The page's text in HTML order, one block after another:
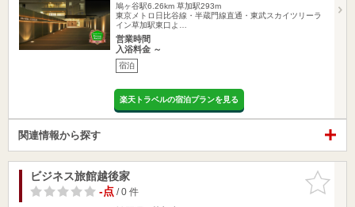
鳩ヶ谷駅6.26km 草加駅293m
東京メトロ日比谷線・半蔵門線直通・東武スカイツリーラ
イン草加駅東口よ…
営業時間
入浴料金 ～
宿泊
楽天トラベルの宿泊プランを見る
関連情報から探す
お気に入
りに追加
ビジネス旅館越後家
-点/ 0 件